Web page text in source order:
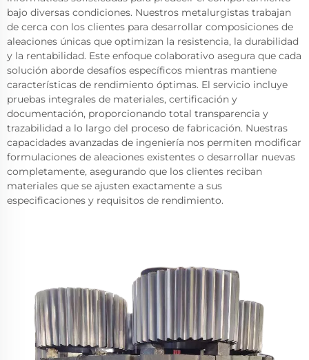
bajo diversas condiciones. Nuestros metalurgistas trabajan
de cerca con los clientes para desarrollar composiciones de
aleaciones únicas que optimizan la resistencia, la durabilidad
y la rentabilidad. Este enfoque colaborativo asegura que cada
solución aborde desafíos específicos mientras mantiene
características de rendimiento óptimas. El servicio incluye
pruebas integrales de materiales, certificación y
documentación, proporcionando total transparencia y
trazabilidad a lo largo del proceso de fabricación. Nuestras
capacidades avanzadas de ingeniería nos permiten modificar
formulaciones de aleaciones existentes o desarrollar nuevas
completamente, asegurando que los clientes reciban
materiales que se ajusten exactamente a sus
especificaciones y requisitos de rendimiento.